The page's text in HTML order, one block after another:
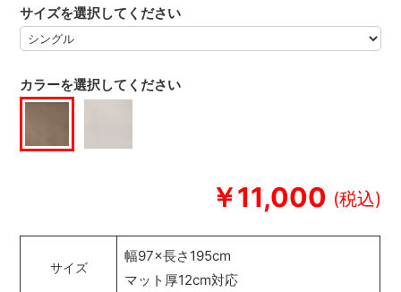
￥11,000
カラーを選択してください
サイズを選択してください
サイズ
幅97×長さ195cm
マット厚12cm対応